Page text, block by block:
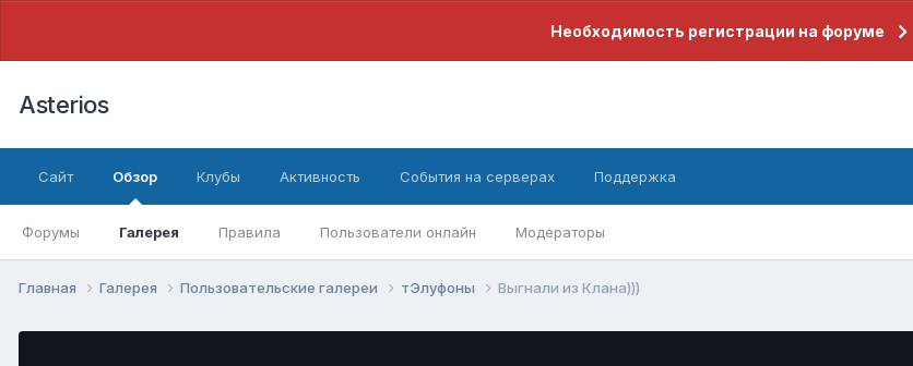
Необходимость регистрации на форуме
Asterios
Сайт Обзор
Форумы Галерея Правила Пользователи онлайн Модераторы
Клубы Активность События на серверах Поддержка
Главная Галерея Пользовательские галереи тЭлуфоны Выгнали из Клана)))